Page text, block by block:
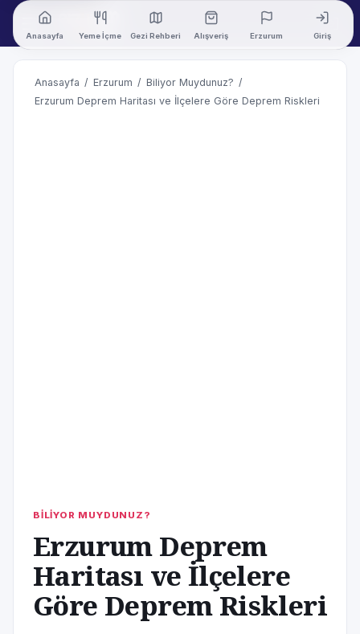
Anasayfa Yeme İçme Gezi Rehberi Alışveriş Erzurum Giriş
Anasayfa / Erzurum / Biliyor Muydunuz? /
Erzurum Deprem Haritası ve İlçelere Göre Deprem Riskleri
BİLİYOR MUYDUNUZ?
Erzurum Deprem
Haritası ve İlçelere
Göre Deprem Riskleri